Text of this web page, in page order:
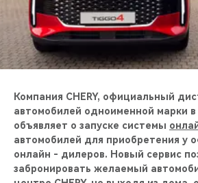
CHERY И СПОРТ
НАШИ МЕРОПРИЯТИЯ
ВИДЕООБЗОРЫ
CHERY ДЛЯ ДЕТЕЙ
Компания CHERY, официальный
автомобилей одноименной марки в
объявляет о запуске системы
автомобилей для приобретения у
онлайн - дилеров. Новый сервис
забронировать желаемый